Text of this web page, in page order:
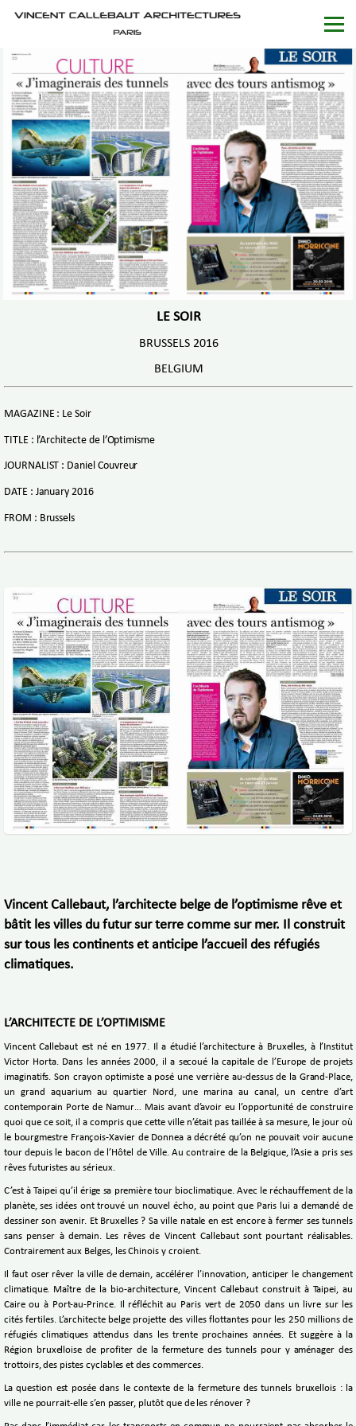
LE SOIR
BRUSSELS 2016
BELGIUM
MAGAZINE : Le Soir
TITLE : l’Architecte de l’Optimisme
JOURNALIST : Daniel Couvreur
DATE : January 2016
FROM : Brussels
Vincent Callebaut, l’architecte belge de l’optimisme rêve et
bâtit les villes du futur sur terre comme sur mer. Il construit
sur tous les continents et anticipe l’accueil des réfugiés
climatiques.
L’ARCHITECTE DE L’OPTIMISME
Vincent Callebaut est né en 1977. Il a étudié l’architecture à Bruxelles, à l’Institut
Victor Horta. Dans les années 2000, il a secoué la capitale de l’Europe de projets
imaginatifs. Son crayon optimiste a posé une verrière au-dessus de la Grand-Place,
un grand aquarium au quartier Nord, une marina au canal, un centre d’art
contemporain Porte de Namur… Mais avant d’avoir eu l’opportunité de construire
quoi que ce soit, il a compris que cette ville n’était pas taillée à sa mesure, le jour où
le bourgmestre François-Xavier de Donnea a décrété qu’on ne pouvait voir aucune
tour depuis le bacon de l’Hôtel de Ville. Au contraire de la Belgique, l’Asie a pris ses
rêves futuristes au sérieux.
C’est à Taipei qu’il érige sa première tour bioclimatique. Avec le réchauffement de la
planète, ses idées ont trouvé un nouvel écho, au point que Paris lui a demandé de
dessiner son avenir. Et Bruxelles ? Sa ville natale en est encore à fermer ses tunnels
sans penser à demain. Les rêves de Vincent Callebaut sont pourtant réalisables.
Contrairement aux Belges, les Chinois y croient.
Il faut oser rêver la ville de demain, accélérer l’innovation, anticiper le changement
climatique. Maître de la bio-architecture, Vincent Callebaut construit à Taipei, au
Caire ou à Port-au-Prince. Il réfléchit au Paris vert de 2050 dans un livre sur les
cités fertiles. L’architecte belge projette des villes flottantes pour les 250 millions de
réfugiés climatiques attendus dans les trente prochaines années. Et suggère à la
Région bruxelloise de profiter de la fermeture des tunnels pour y aménager des
trottoirs, des pistes cyclables et des commerces.
La question est posée dans le contexte de la fermeture des tunnels bruxellois : la
ville ne pourrait-elle s’en passer, plutôt que de les rénover ?